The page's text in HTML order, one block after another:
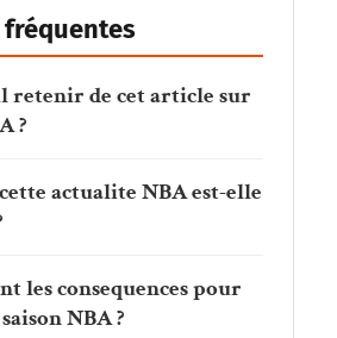
retenir de cet article sur
?
actualite NBA est-elle
les consequences pour
NBA ?